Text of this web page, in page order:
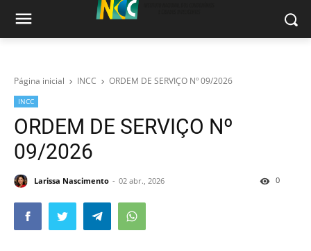
Página inicial INCC ORDEM DE SERVIÇO Nº 09/2026
INCC
ORDEM DE SERVIÇO Nº
09/2026
Larissa Nascimento 02 abr., 2026 0